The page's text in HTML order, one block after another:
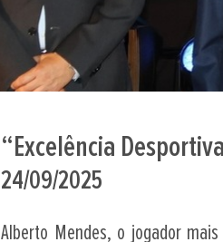
“Excelência
24/09/2025
Alberto Mendes, o jogador